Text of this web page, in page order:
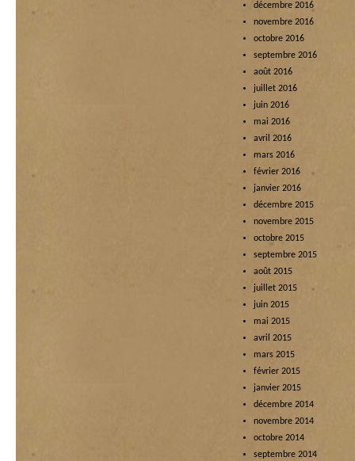
décembre 2016
novembre 2016
octobre 2016
septembre 2016
août 2016
juillet 2016
juin 2016
mai 2016
avril 2016
mars 2016
février 2016
janvier 2016
décembre 2015
novembre 2015
octobre 2015
septembre 2015
août 2015
juillet 2015
juin 2015
mai 2015
avril 2015
mars 2015
février 2015
janvier 2015
décembre 2014
novembre 2014
octobre 2014
septembre 2014